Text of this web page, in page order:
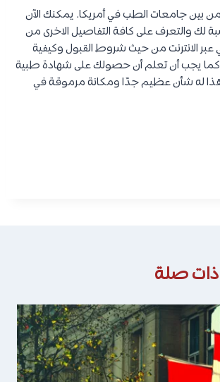
كانت هذه أفضل 50 من بين جامعات الطب في أمريكا. يمكنك الآن
لك والتعرف على كافة التفاصيل الاخرى من
الانترنت من حيث شروط القبول وكيفية
كما يجب أن تعلم أن حصولك على شهادة طبية
له شأن عظيم جدًا ومكانة مرموقة في
صلة